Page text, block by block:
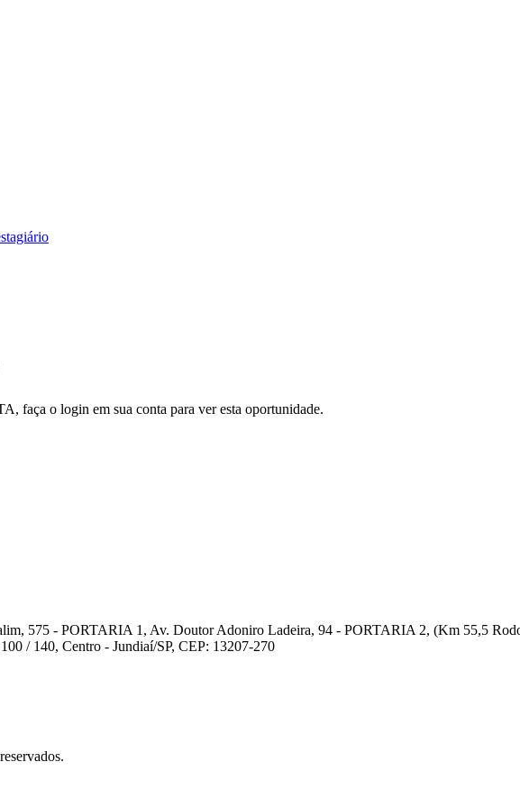
faça o login em sua conta para ver esta oportunidade.
575 - PORTARIA 1, Av. Doutor Adoniro Ladeira, 94 - PORTARIA 2, (Km 55,5
/ 140, Centro - Jundiaí/SP, CEP: 13207-270